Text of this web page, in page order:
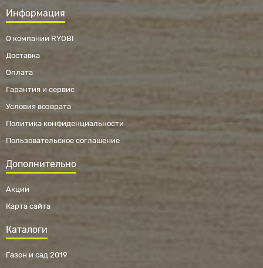
Информация
О компании RYOBI
Доставка
Оплата
Гарантия и сервис
Условия возврата
Политика конфиденциальности
Пользовательское соглашение
Дополнительно
Акции
Карта сайта
Каталоги
Газон и сад 2019